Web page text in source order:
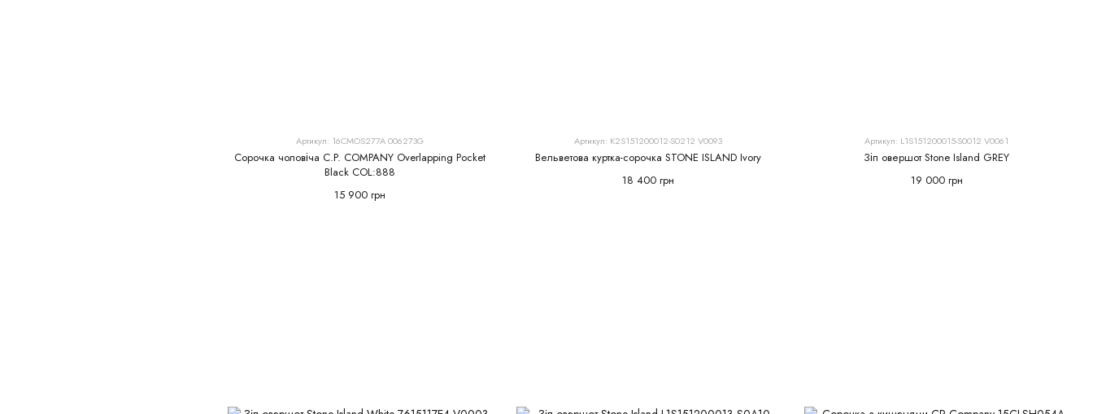
Артикул: 16CMOS277A 006273G
Сорочка чоловіча C.P. COMPANY Overlapping Pocket
Black COL:888
15 900 грн
Артикул: K2S151200012-S0212 V0093
Вельветова куртка-сорочка STONE ISLAND Ivory
18 400 грн
Артикул: L1S151200015-S0012 V0061
Зіп овершот Stone Island GREY
19 000 грн